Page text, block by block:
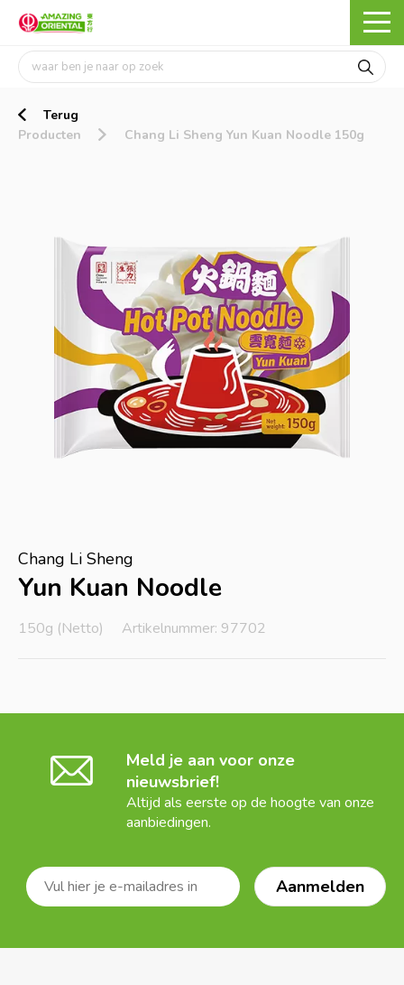
Terug
Producten
Chang Li Sheng Yun Kuan Noodle 150g
Chang Li Sheng
Yun Kuan Noodle
150g (Netto) Artikelnummer: 97702
Meld je aan voor onze
nieuwsbrief!
Altijd als eerste op de hoogte van onze
aanbiedingen.